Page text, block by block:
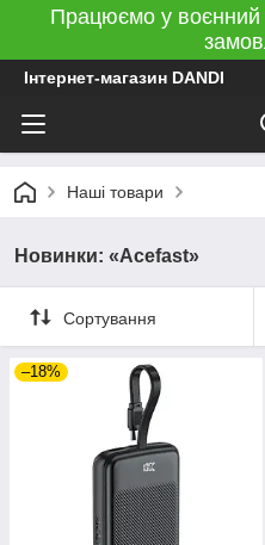
Працюємо у воєнний
Інтернет-магазин DANDI
Наші товари
Новинки: «Acefast»
Сортування
–18%